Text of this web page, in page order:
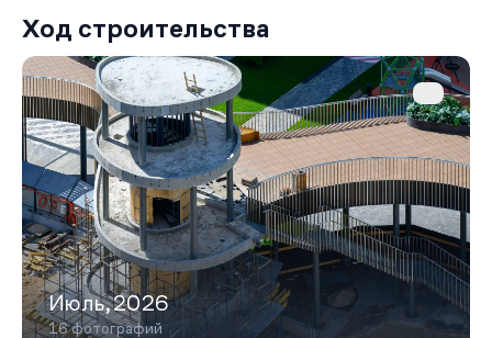
Ход строительства
Июль,2026
16 фотографий